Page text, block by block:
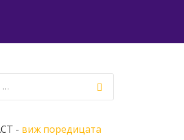
- виж поредицата